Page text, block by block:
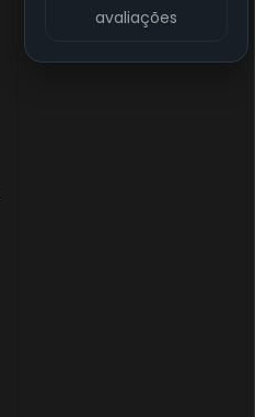
avaliações